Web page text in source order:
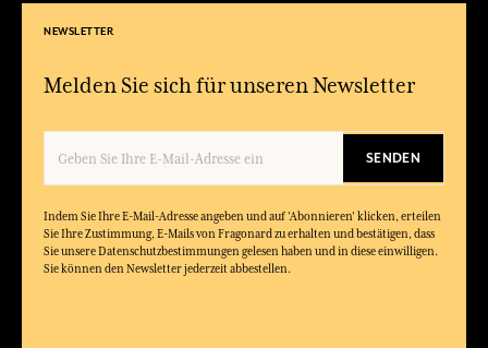
NEWSLETTER
Melden Sie sich für unseren Newsletter
SENDEN
Indem Sie Ihre E-Mail-Adresse angeben und auf 'Abonnieren' klicken, erteilen
Sie Ihre Zustimmung, E-Mails von Fragonard zu erhalten und bestätigen, dass
Sie unsere Datenschutzbestimmungen gelesen haben und in diese einwilligen.
Sie können den Newsletter jederzeit abbestellen.